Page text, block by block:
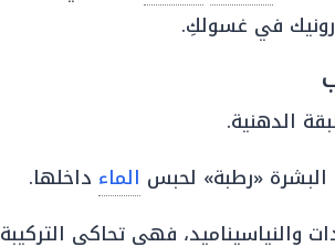
في غسولكِ.
الدهنية.
«رطبة» لحبس الماء داخلها.
والنياسيناميد، فهي تحاكي التركيبة